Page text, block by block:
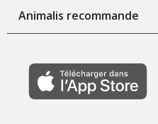
Animalis recommande